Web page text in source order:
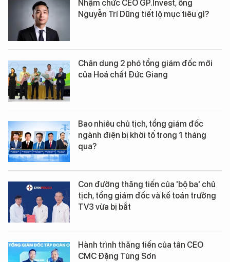
Nhậm chức CEO GP.Invest, ông
Nguyễn Trí Dũng tiết lộ mục tiêu gì?
Chân dung 2 phó tổng giám đốc mới
của Hoá chất Đức Giang
Bao nhiêu chủ tịch, tổng giám đốc
ngành điện bị khởi tố trong 1 tháng
qua?
Con đường thăng tiến của 'bộ ba' chủ
tịch, tổng giám đốc và kế toán trưởng
TV3 vừa bị bắt
Hành trình thăng tiến của tân CEO
CMC Đặng Tùng Sơn